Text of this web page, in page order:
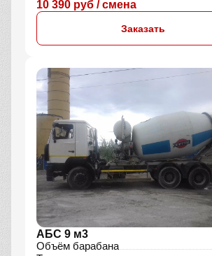
Комбинированная машина 7
Объём барабана
Тип
Применение
Подача
10 390 руб / смена
Заказать